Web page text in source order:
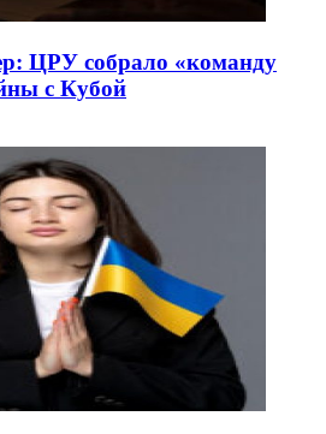
ЦРУ собрало «команду
с Кубой